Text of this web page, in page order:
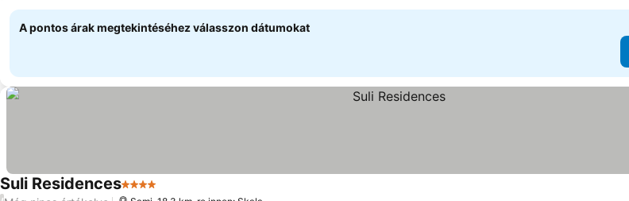
A pontos árak megtekintéséhez válasszon dátumokat
Suli Residences4 Kategória